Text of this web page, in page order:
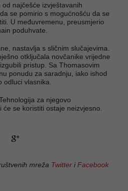
najčešće izvještavanih
se pomirio s mogućnošću da se
U međuvremenu, preusmjerio
poduhvate.
nastavlja s sličnim slučajevima.
otključala novčanike vrijedne
pristup. Sa Thomasovim
ponudu za saradnju, iako ishod
vlasnika.
za njegovo
se koristiti ostaje neizvjesno.
mreža Twitter iFacebook